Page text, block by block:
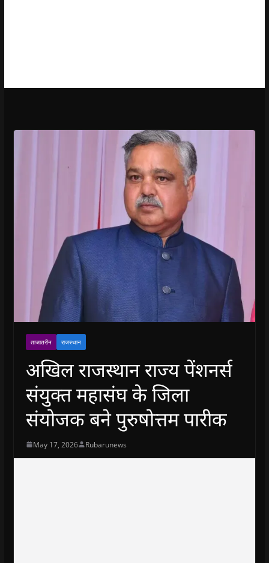
ताजातरीन राजस्थान
अखिल राजस्थान राज्य पेंशनर्स
संयुक्त महासंघ के जिला
संयोजक बने पुरुषोत्तम पारीक
May 17, 2026 Rubarunews